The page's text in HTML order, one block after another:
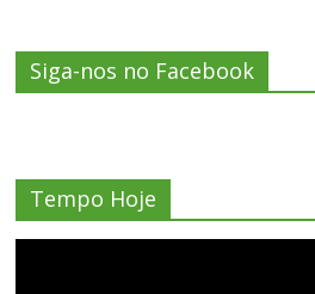
Siga-nos no Facebook
Tempo Hoje